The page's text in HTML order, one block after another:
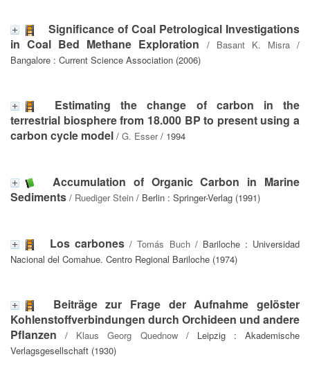
Significance of Coal Petrological Investigations
in Coal Bed Methane Exploration / Basant K. Misra/
Bangalore : Current Science Association (2006)
Estimating the change of carbon in the
terrestrial biosphere from 18.000 BP to present using a
carbon cycle model / G. Esser/ 1994
Accumulation of Organic Carbon in Marine
Sediments / Ruediger Stein / Berlin : Springer-Verlag (1991)
Los carbones /Tomás Buch/ Bariloche : Universidad
Nacional del Comahue. Centro Regional Bariloche (1974)
Beiträge zur Frage der Aufnahme gelöster
Kohlenstoffverbindungen durch Orchideen und andere
Pflanzen / Klaus Georg Quednow/ Leipzig : Akademische
Verlagsgesellschaft (1930)